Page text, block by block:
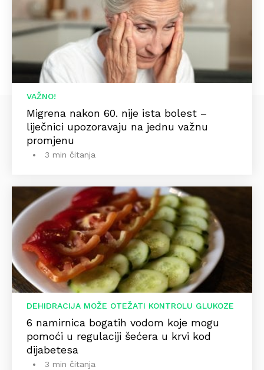
VAŽNO!
Migrena nakon 60. nije ista bolest –
liječnici upozoravaju na jednu važnu
promjenu
3 min čitanja
DEHIDRACIJA MOŽE OTEŽATI KONTROLU GLUKOZE
6 namirnica bogatih vodom koje mogu
pomoći u regulaciji šećera u krvi kod
dijabetesa
3 min čitanja